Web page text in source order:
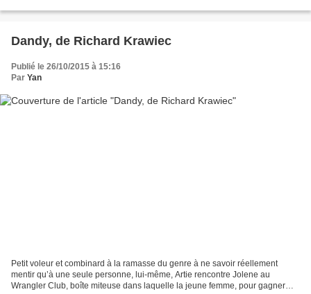
Dandy, de Richard Krawiec
Publié le 26/10/2015 à 15:16
Par Yan
Petit voleur et combinard à la ramasse du genre à ne savoir réellement
mentir qu’à une seule personne, lui-même, Artie rencontre Jolene au
Wrangler Club, boîte miteuse dans laquelle la jeune femme, pour gagner